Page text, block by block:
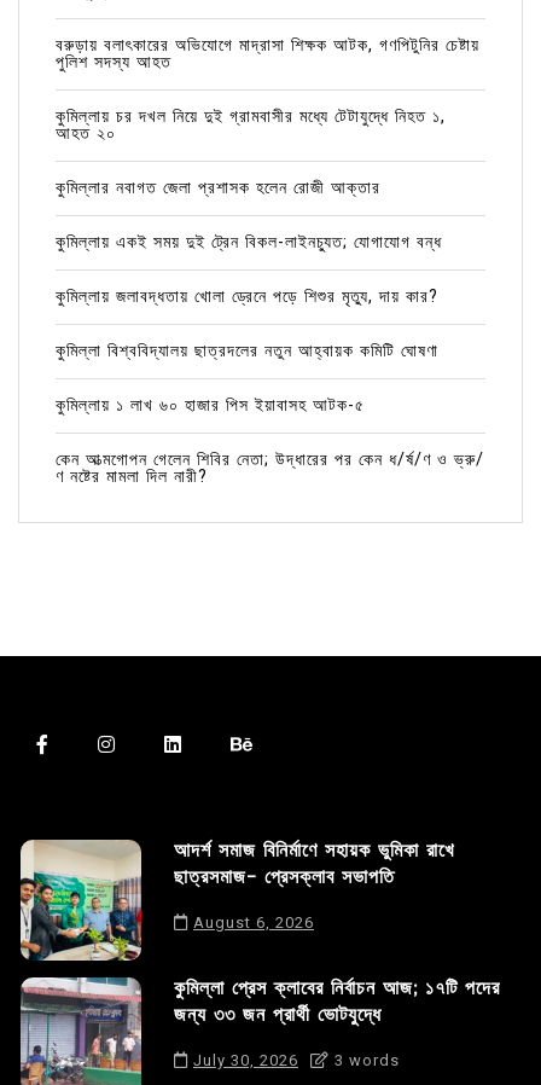
বরুড়ায় বলাৎকারের অভিযোগে মাদ্রাসা শিক্ষক আটক, গণপিটুনির চেষ্টায়
পুলিশ সদস্য আহত
কুমিল্লায় চর দখল নিয়ে দুই গ্রামবাসীর মধ্যে টেটাযুদ্ধে নিহত ১,
আহত ২০
কুমিল্লার নবাগত জেলা প্রশাসক হলেন রোজী আক্তার
কুমিল্লায় একই সময় দুই ট্রেন বিকল-লাইনচ্যুত; যোগাযোগ বন্ধ
কুমিল্লায় জলাবদ্ধতায় খোলা ড্রেনে পড়ে শিশুর মৃত্যু, দায় কার?
কুমিল্লা বিশ্ববিদ্যালয় ছাত্রদলের নতুন আহ্বায়ক কমিটি ঘোষণা
কুমিল্লায় ১ লাখ ৬০ হাজার পিস ইয়াবাসহ আটক-৫
কেন আত্মগোপন গেলেন শিবির নেতা; উদ্ধারের পর কেন ধ/র্ষ/ণ ও ভ্রু/
ণ নষ্টের মামলা দিল নারী?
আদর্শ সমাজ বিনির্মাণে সহায়ক ভুমিকা রাখে
ছাত্রসমাজ- প্রেসক্লাব সভাপতি
August 6, 2026
কুমিল্লা প্রেস ক্লাবের নির্বাচন আজ; ১৭টি পদের
জন্য ৩৩ জন প্রার্থী ভোটযুদ্ধে
July 30, 2026 3 words